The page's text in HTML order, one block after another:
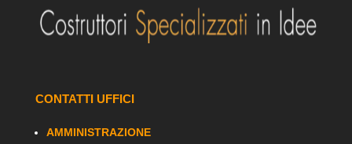
CONTATTI UFFICI
AMMINISTRAZIONE